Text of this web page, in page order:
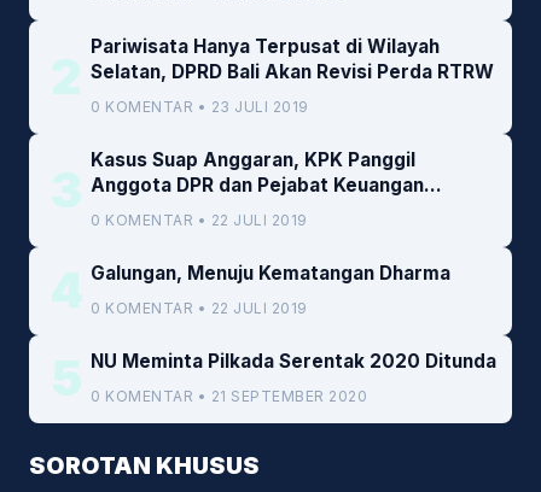
2
Pariwisata Hanya Terpusat di Wilayah
Selatan, DPRD Bali Akan Revisi Perda RTRW
0 KOMENTAR • 23 JULI 2019
3
Kasus Suap Anggaran, KPK Panggil
Anggota DPR dan Pejabat Keuangan
Kemenkeu
0 KOMENTAR • 22 JULI 2019
4 Galungan, Menuju Kematangan Dharma
0 KOMENTAR • 22 JULI 2019
5 NU Meminta Pilkada Serentak 2020 Ditunda
0 KOMENTAR • 21 SEPTEMBER 2020
SOROTAN KHUSUS